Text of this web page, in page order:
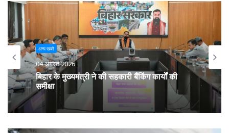
Tags Mallikarjuna Pattana
अन्य खबरें
04 अगस्त 2026
बिहार के मुख्यमंत्री ने की सहकारी बैंकिंग कार्यों की
समीक्षा